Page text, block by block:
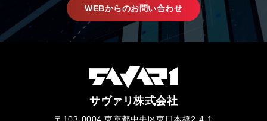
WEBからのお問い合わせ
サヴァリ株式会社
〒103-0004 東京都中央区東日本橋2-4-1